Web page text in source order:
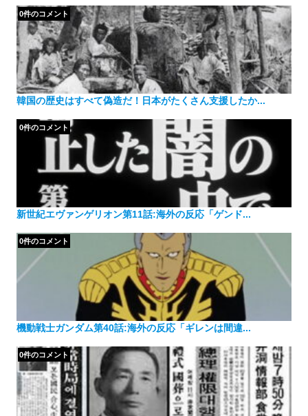
韓国の歴史はすべて偽造だ！日本がたくさん支援したか...
0件のコメント
新世紀エヴァンゲリオン第11話:海外の反応「ゲンド...
0件のコメント
機動戦士ガンダム第40話:海外の反応「ギレンは間違...
0件のコメント
0件のコメント